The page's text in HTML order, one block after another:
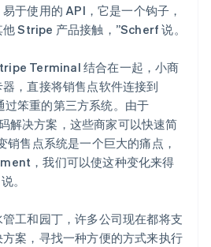
于使用的 API，它是一个钩子，
Stripe 产品接触，”Scherf 说。
Terminal 结合在一起，小商
，直接将销售点软件连接到
笨重的第三方系统。由于
解决方案，这些商家可以快速简
销售点系统是一个巨大的痛点，
，我们可以使这种变化来得
。
工和园丁，许多公司现在都将支
案，寻找一种方便的方式来执行